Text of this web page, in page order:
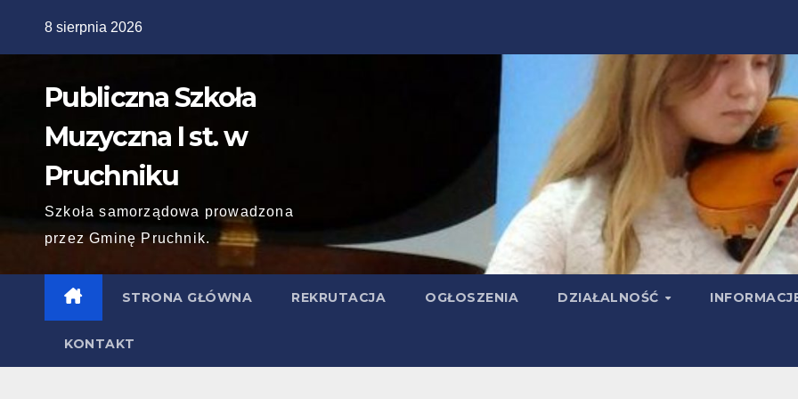
8 sierpnia 2026
Publiczna Szkoła
Muzyczna I st. w
Pruchniku
Szkoła samorządowa prowadzona
przez Gminę Pruchnik.
STRONA GŁÓWNA REKRUTACJA OGŁOSZENIA DZIAŁALNOŚĆ
KONTAKT